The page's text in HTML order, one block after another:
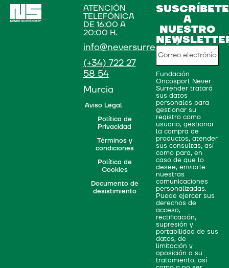
ATENCIÓN
TELEFÓNICA
DE 16:00 A
20:00 H.
info@neversurrenderf.org
(+34) 722 27
58 54
Murcia
Aviso Legal
Política de
Privacidad
Términos y
condiciones
Política de
Cookies
Documento de
desistimiento
SUSCRÍBETE
A
NUESTRO
Fundación
Oncosport Never
Surrender tratará
sus datos
personales para
gestionar su
registro como
usuario, gestionar
la compra de
productos, atender
sus consultas, así
como para, en
caso de que lo
desee, enviarle
nuestras
comunicaciones
personalizadas.
Puede ejercer sus
derechos de
acceso,
rectificación,
supresión y
portabilidad de sus
datos, de
limitación y
oposición a su
tratamiento, así